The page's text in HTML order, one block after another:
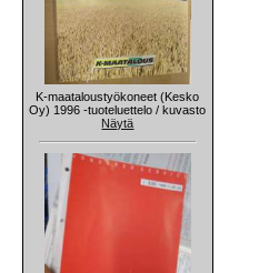
K-maataloustyökoneet (Kesko
Oy) 1996 -tuoteluettelo / kuvasto
Näytä